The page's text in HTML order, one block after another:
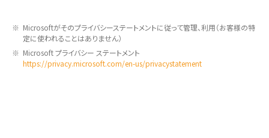
※ Microsoftがそのプライバシーステートメントに従って管理、利用（お客様の特
定に使われることはありません）
※ Microsoft プライバシー ステートメント
https://privacy.microsoft.com/en-us/privacystatement